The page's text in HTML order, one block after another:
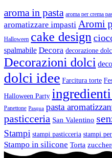
aroma in pasta aroma per crema
aromatizzare impasti Aromi
Halloween cake design
spalmabile Decora decorazione
Decorazioni dolci
dolci idee Farcitura torte
Halloween Party
Panettone Pasqua pasta
pasticceria San Valentino
Stampi stampi pasticceria stampi
Stampo in silicone Torta